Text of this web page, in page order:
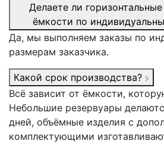
Делаете ли
ёмкости по
Да, мы выполняем заказы по
размерам заказчика.
Какой срок производства?
Всё зависит от ёмкости,
Небольшие резервуары
дней, объёмные изделия с
комплектующими